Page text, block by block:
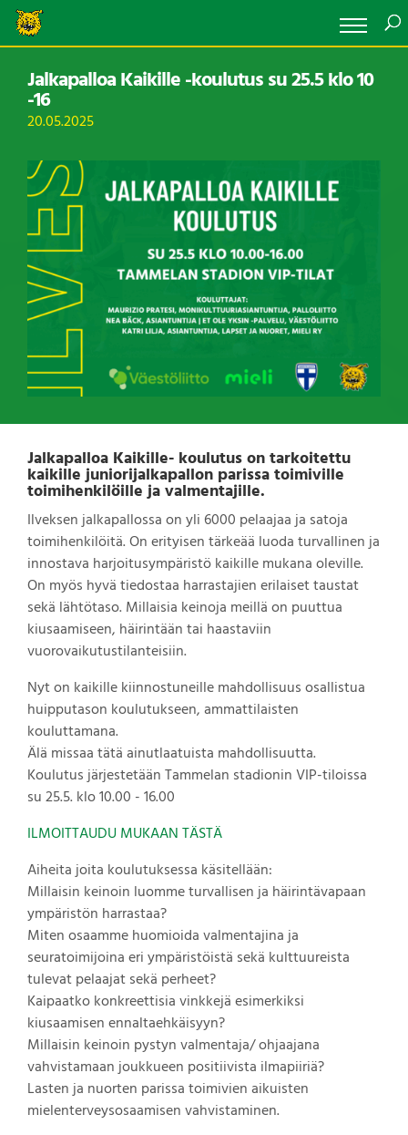
Jalkapalloa Kaikille -koulutus su 25.5 klo 10
-16
20.05.2025
Jalkapalloa Kaikille- koulutus on tarkoitettu
kaikille juniorijalkapallon parissa toimiville
toimihenkilöille ja valmentajille.
Ilveksen jalkapallossa on yli 6000 pelaajaa ja satoja
toimihenkilöitä. On erityisen tärkeää luoda turvallinen ja
innostava harjoitusympäristö kaikille mukana oleville.
On myös hyvä tiedostaa harrastajien erilaiset taustat
sekä lähtötaso. Millaisia keinoja meillä on puuttua
kiusaamiseen, häirintään tai haastaviin
vuorovaikutustilanteisiin.
Nyt on kaikille kiinnostuneille mahdollisuus osallistua
huipputason koulutukseen, ammattilaisten
kouluttamana.
Älä missaa tätä ainutlaatuista mahdollisuutta.
Koulutus järjestetään Tammelan stadionin VIP-tiloissa
su 25.5. klo 10.00 - 16.00
ILMOITTAUDU MUKAAN TÄSTÄ
Aiheita joita koulutuksessa käsitellään:
Millaisin keinoin luomme turvallisen ja häirintävapaan
ympäristön harrastaa?
Miten osaamme huomioida valmentajina ja
seuratoimijoina eri ympäristöistä sekä kulttuureista
tulevat pelaajat sekä perheet?
Kaipaatko konkreettisia vinkkejä esimerkiksi
kiusaamisen ennaltaehkäisyyn?
Millaisin keinoin pystyn valmentaja/ ohjaajana
vahvistamaan joukkueen positiivista ilmapiiriä?
Lasten ja nuorten parissa toimivien aikuisten
mielenterveysosaamisen vahvistaminen.